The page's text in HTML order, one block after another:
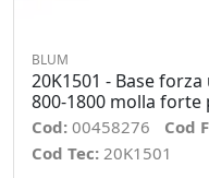
BLUM
20K1501 - Base
800-1800 molla forte
Cod: 00458276 Cod
Cod Tec: 20K1501